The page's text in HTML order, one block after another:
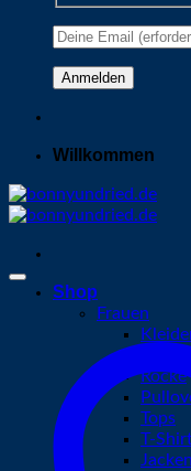
Please leave this
Willkommen
Shop
Frauen
Röcke
Tops
T-
Jacken